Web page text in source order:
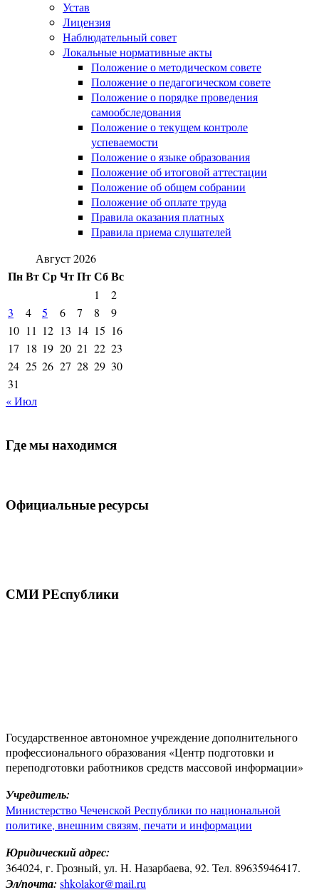
Устав
Лицензия
Наблюдательный совет
Локальные нормативные акты
Положение о методическом совете
Положение о педагогическом совете
Положение о порядке проведения
самообследования
Положение о текущем контроле
успеваемости
Положение о языке образования
Положение об итоговой аттестации
Положение об общем собрании
Положение об оплате труда
Правила оказания платных
Правила приема слушателей
Август 2026
ПнВтСрЧтПтСбВс
1
2
3
4 5 6 7 8
9
10 11 12 13 14 15 16
17 18 19 20 21 22 23
24 25 26 27 28 29 30
31
« Июл
Где мы находимся
Официальные ресурсы
СМИ РЕспублики
Государственное автономное учреждение дополнительного
профессионального образования «Центр подготовки и
переподготовки работников средств массовой информации»
Учредитель:
Министерство Чеченской Республики по национальной
политике, внешним связям, печати и информации
Юридический адрес:
364024, г. Грозный, ул. Н. Назарбаева, 92. Тел. 89635946417.
Эл/почта: shkolakor@mail.ru